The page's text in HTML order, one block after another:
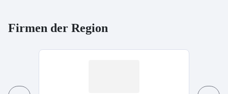
Firmen der Region